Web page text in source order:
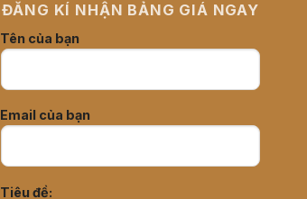
ĐĂNG KÍ NHẬN BẢNG GIÁ NGAY
Tên của bạn
Email của bạn
Tiêu đề: